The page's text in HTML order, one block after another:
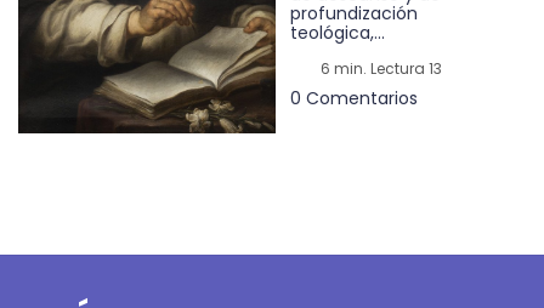
profundización
teológica,...
6 min. Lectura 13
0 Comentarios